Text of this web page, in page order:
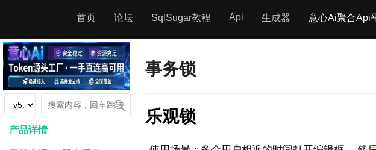
首页 论坛 SqlSugar教程 Api 生成器 意心Ai聚合Api
产品详情
事务锁
乐观锁